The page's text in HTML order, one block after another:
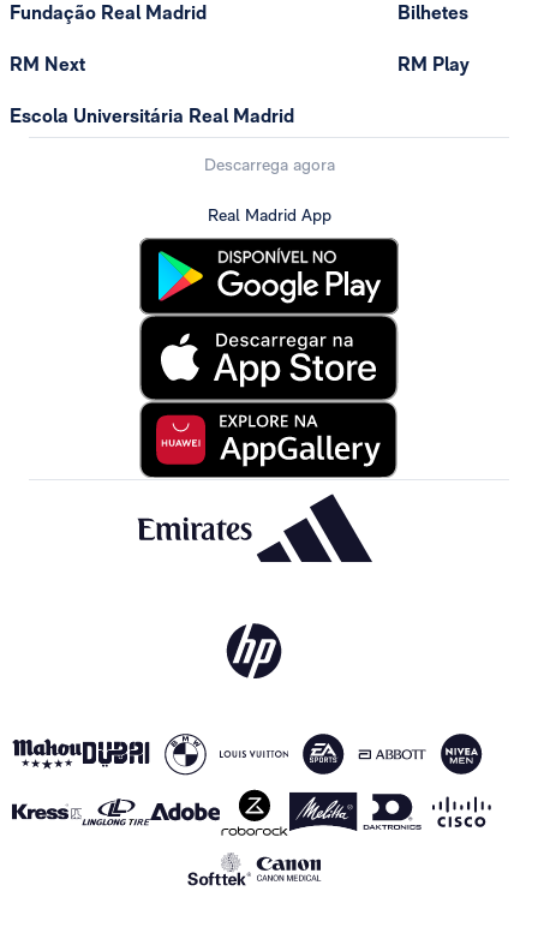
Fundação Real Madrid
RM Next
Escola Universitária Real Madrid
Bilhetes
RM Play
Descarrega agora
Real Madrid App